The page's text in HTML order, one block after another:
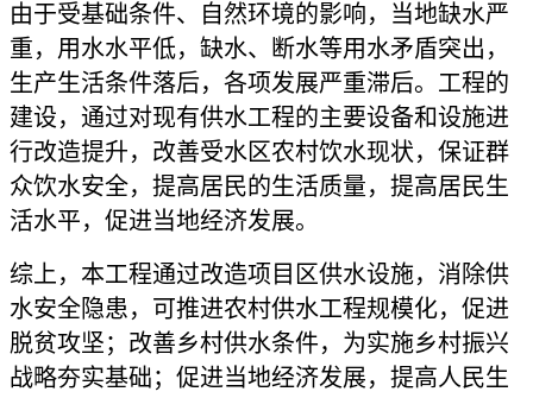
由于受基础条件、自然环境的影响，当地缺水严
重，用水水平低，缺水、断水等用水矛盾突出，
生产生活条件落后，各项发展严重滞后。工程的
建设，通过对现有供水工程的主要设备和设施进
行改造提升，改善受水区农村饮水现状，保证群
众饮水安全，提高居民的生活质量，提高居民生
活水平，促进当地经济发展。
综上，本工程通过改造项目区供水设施，消除供
水安全隐患，可推进农村供水工程规模化，促进
脱贫攻坚；改善乡村供水条件，为实施乡村振兴
战略夯实基础；促进当地经济发展，提高人民生